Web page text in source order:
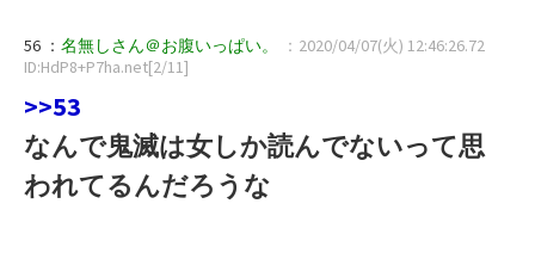
56 ： 名無しさん＠お腹いっぱい。
：2020/04/07(火) 12:46:26.72
ID:HdP8+P7ha.net[2/11]
>>53
なんで鬼滅は女しか読んでないって思
われてるんだろうな